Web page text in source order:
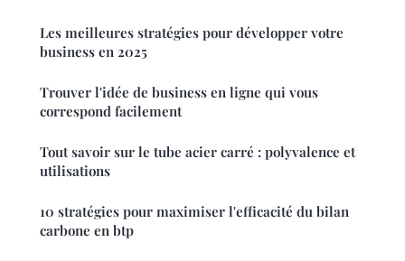
Les meilleures stratégies pour développer votre
business en 2025
Trouver l'idée de business en ligne qui vous
correspond facilement
Tout savoir sur le tube acier carré : polyvalence et
utilisations
10 stratégies pour maximiser l'efficacité du bilan
carbone en btp